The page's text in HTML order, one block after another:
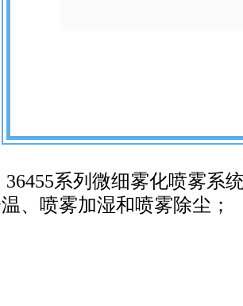
36455系列 微细雾化喷雾系
、喷雾加湿和喷雾除尘；